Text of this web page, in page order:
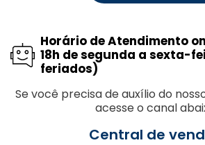
Horário de Atendimento
18h de segunda a sexta-
feriados)
Se você precisa de auxílio do
acesse o canal
Central de